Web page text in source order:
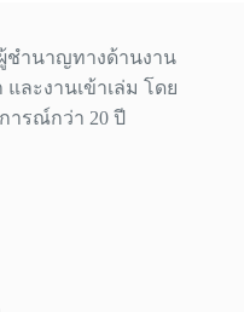
ชำนาญทางด้านงาน
ละงานเข้าเล่ม โดย
ารณ์กว่า 20 ปี